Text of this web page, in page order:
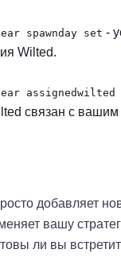
spawnday set -
Wilted.
assignedwilted
связан с
добавляет
вашу
ли вы